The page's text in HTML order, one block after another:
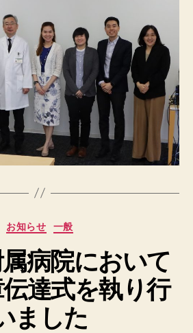
カ
ゴ
リ
ー
お知らせ 一般
病院において
達式を執り行
ました